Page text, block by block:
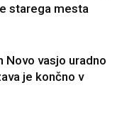
starega mesta
Novo vasjo uradno
je končno v